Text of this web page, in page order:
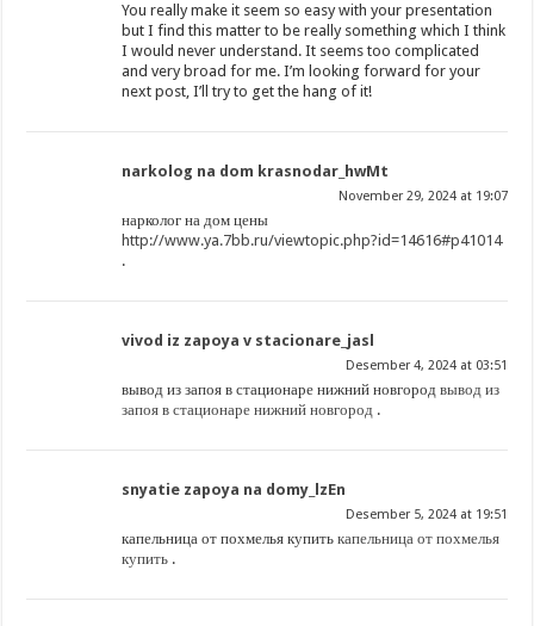
You really make it seem so easy with your presentation
but I find this matter to be really something which I think
I would never understand. It seems too complicated
and very broad for me. I’m looking forward for your
next post, I’ll try to get the hang of it!
narkolog na dom krasnodar_hwMt
November 29, 2024 at 19:07
нарколог на дом цены
http://www.ya.7bb.ru/viewtopic.php?id=14616#p41014
.
vivod iz zapoya v stacionare_jasl
Desember 4, 2024 at 03:51
вывод из запоя в стационаре нижний новгородвывод из
запоя в стационаре нижний новгород .
snyatie zapoya na domy_lzEn
Desember 5, 2024 at 19:51
капельница от похмелья купитькапельница от похмелья
купить .